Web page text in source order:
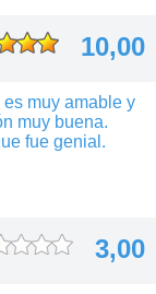
10,00
muy amable y
muy buena.
fue genial.
3,00